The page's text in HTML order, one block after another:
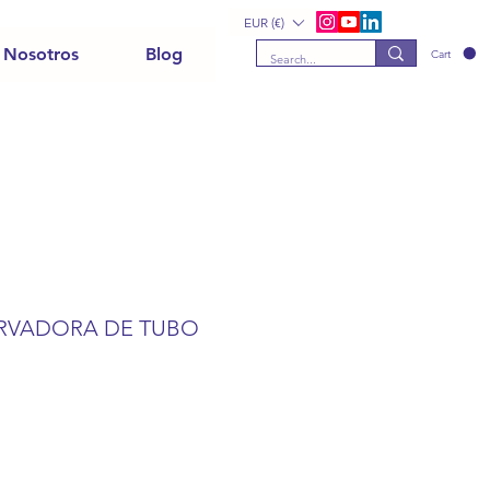
Blog Cart
EUR (€)
DE TUBO